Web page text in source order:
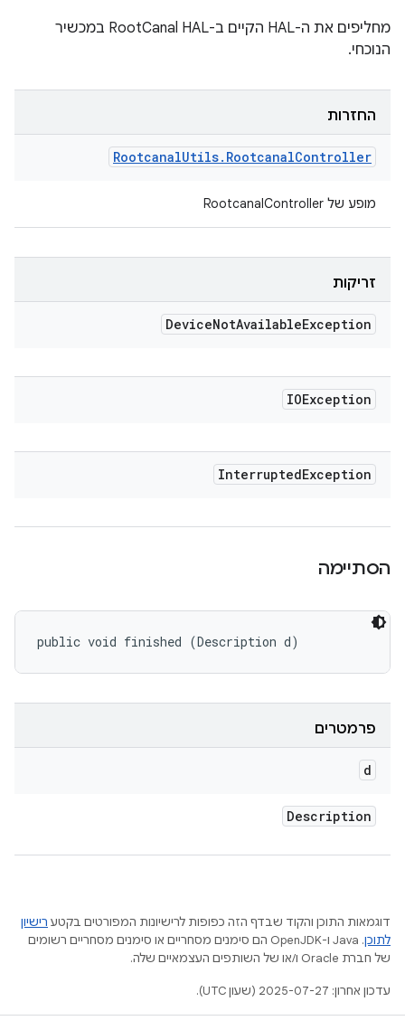
מחליפים את ה-HAL הקיים ב-RootCanal HAL במכשיר
הנוכחי.
החזרות
RootcanalUtils. RootcanalController
מופע של RootcanalController
זריקות
DeviceNotAvailableException
IOException
InterruptedException
הסתיימה
public void finished (Description d)
פרמטרים
d
Description
דוגמאות התוכן והקוד שבדף הזה כפופות לרישיונות המפורטים בקטע רישיון
לתוכן
.‏ Java ו-OpenJDK הם סימנים מסחריים או סימנים מסחריים רשומים
של חברת Oracle ו/או של השותפים העצמאיים שלה.
עדכון אחרון: 2025-07-27 (שעון UTC).